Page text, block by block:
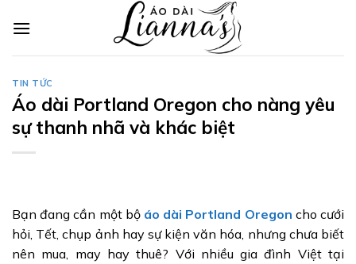
TIN TỨC
Áo dài Portland Oregon cho nàng yêu
sự thanh nhã và khác biệt
Bạn đang cần một bộ áo dài Portland Oregon cho cưới
hỏi, Tết, chụp ảnh hay sự kiện văn hóa, nhưng chưa biết
nên mua, may hay thuê? Với nhiều gia đình Việt tại